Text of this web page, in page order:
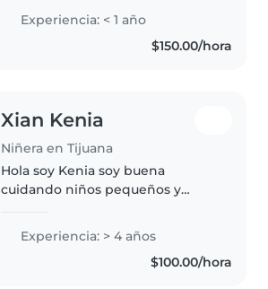
niños de preescolar y primaria
Experiencia: < 1 año
$150.00/hora
Xian Kenia
Niñera en Tijuana
Hola soy Kenia soy buena
cuidando niños pequeños y
también soy paciente de cierta
manera aunque eso sería mejor
decirlo en persona además
Experiencia: > 4 años
$100.00/hora